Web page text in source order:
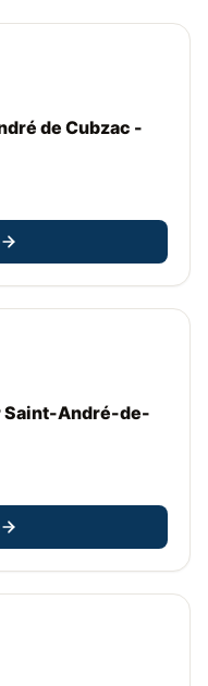
de Cubzac -
Saint-André-de-